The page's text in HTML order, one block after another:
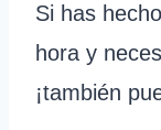
Si has
hora y
¡también